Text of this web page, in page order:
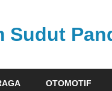
Sudut
OTOMOTIF